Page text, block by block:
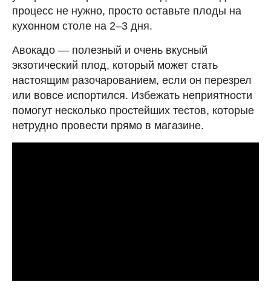
процесс не нужно, просто оставьте плоды на
кухонном столе на 2–3 дня.
Авокадо — полезный и очень вкусный
экзотический плод, который может стать
настоящим разочарованием, если он перезрел
или вовсе испортился. Избежать неприятности
помогут несколько простейших тестов, которые
нетрудно провести прямо в магазине.